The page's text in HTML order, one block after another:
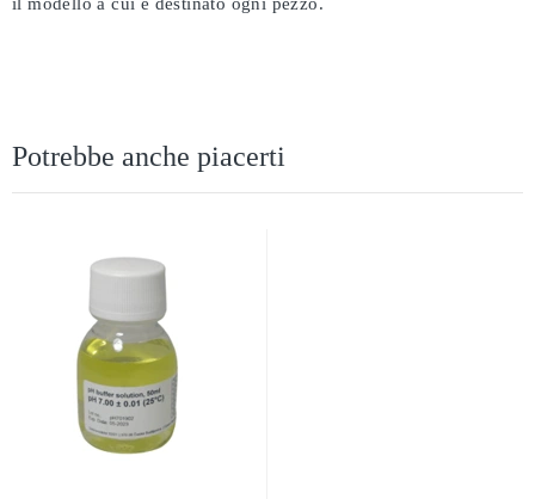
Potrebbe anche piacerti